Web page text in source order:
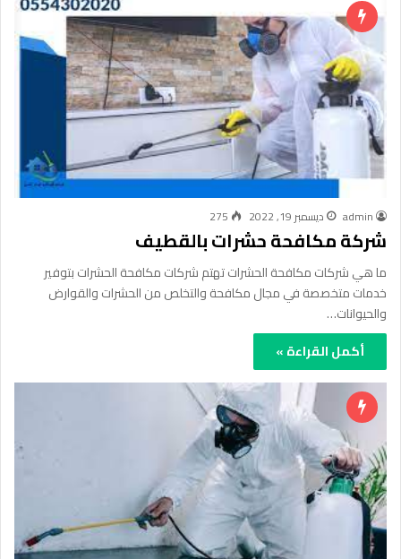
admin ديسمبر 19, 2022 275
شركة مكافحة حشرات بالقطيف
ما هي شركات مكافحة الحشرات تهتم شركات مكافحة الحشرات بتوفير
خدمات متخصصة في مجال مكافحة والتخلص من الحشرات والقوارض
والحيوانات…
أكمل القراءة »